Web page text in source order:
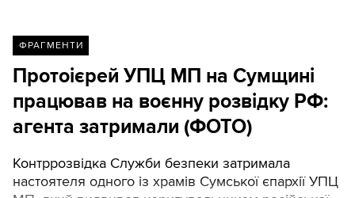
ФРАГМЕНТИ
Протоієрей УПЦ МП на Сумщині
працював на воєнну розвідку РФ:
агента затримали (ФОТО)
Контррозвідка Служби безпеки затримала
настоятеля одного із храмів Сумської єпархії УПЦ